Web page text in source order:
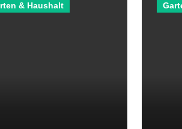
& Haushalt